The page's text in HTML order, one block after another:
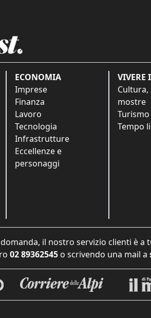
ECONOMIA
Imprese
Finanza
Lavoro
Tecnologia
Infrastrutture
Eccellenze e
personaggi
VIVERE
mostre
Tempo
il nostro servizio clienti è a
02 89362545 o scrivendo una mail a